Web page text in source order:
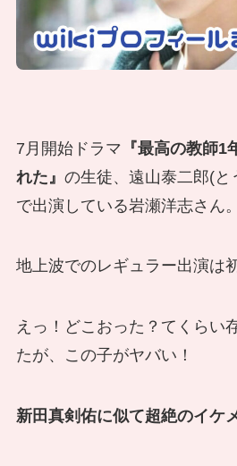
7月開始ドラマ 『最高の教師1
れた』 の生徒、遠山泰二郎(と
で出演している岩瀬洋志さん。
地上波でのレギュラー出演は
えっ！どこおった？てくらい
たが、この子がヤバい！
新田 真剣佑に似て超絶のイケ